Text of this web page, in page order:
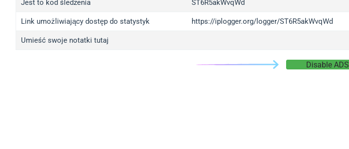
Jest to kod śledzenia ST6R5akWvqWd
Link umożliwiający dostęp do statystyk https://iplogger.org/logger/ST6R5akWvqWd
Umieść swoje notatki tutaj
Disable ADS